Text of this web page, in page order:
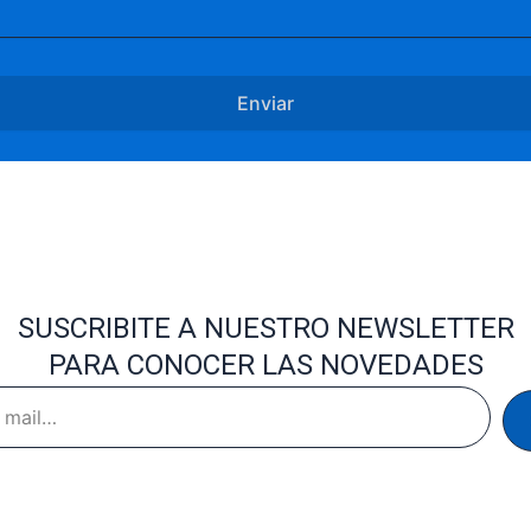
Enviar
SUSCRIBITE A NUESTRO NEWSLETTER
PARA CONOCER LAS NOVEDADES